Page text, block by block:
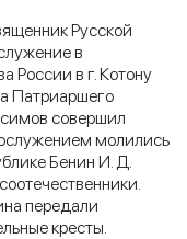
Русской
в
России в г. Котону
Патриаршего
совершил
молились
Бенин И. Д.
передали
кресты.